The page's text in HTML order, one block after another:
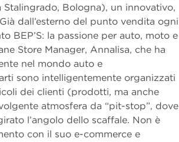
Stalingrado, Bologna), un innovativo,
dall’esterno del punto vendita ogni
BEP’S: la passione per auto, moto e
Store Manager, Annalisa, che ha
nel mondo auto e
sono intelligentemente organizzati
dei clienti (prodotti, ma anche
atmosfera da “pit-stop”, dove
l’angolo dello scaffale. Non è
con il suo e-commerce e